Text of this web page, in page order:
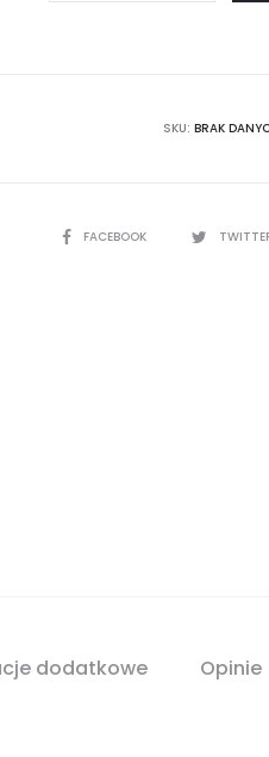
SKU:BRAK
SHAREFACEBOOK
dodatkowe Opinie